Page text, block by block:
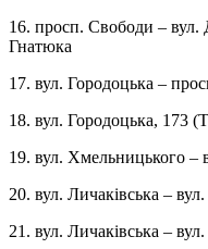
16. просп. Свободи – вул.
Гнатюка
17. вул. Городоцька –
18. вул. Городоцька, 173
19. вул. Хмельницького –
20. вул. Личаківська –
21. вул. Личаківська –